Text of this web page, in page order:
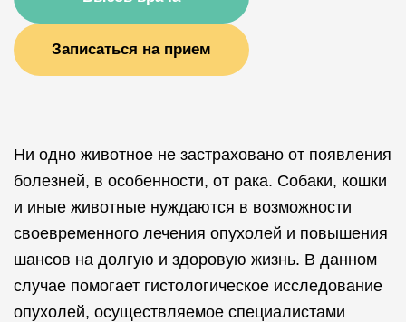
Записаться на прием
Ни одно животное не застраховано от появления
болезней, в особенности, от рака. Собаки, кошки
и иные животные нуждаются в возможности
своевременного лечения опухолей и повышения
шансов на долгую и здоровую жизнь. В данном
случае помогает гистологическое исследование
опухолей, осуществляемое специалистами